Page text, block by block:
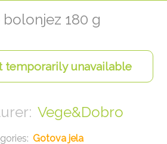
bolonjez 180 g
Vege&Dobro
Gotova jela